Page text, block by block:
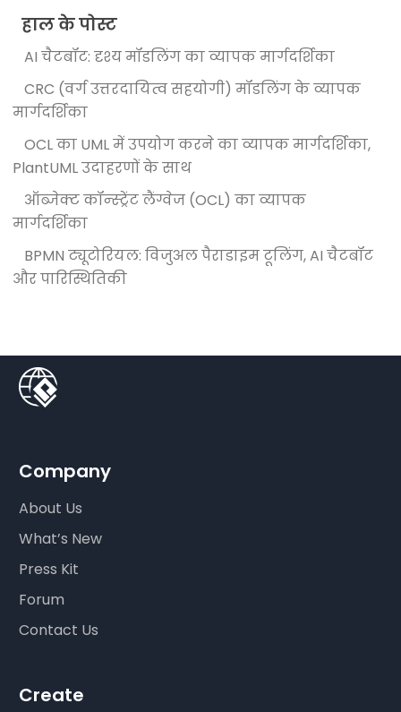
हाल के पोस्ट
AI चैटबॉट: दृश्य मॉडलिंग का व्यापक मार्गदर्शिका
CRC (वर्ग उत्तरदायित्व सहयोगी) मॉडलिंग के व्यापक
मार्गदर्शिका
OCL का UML में उपयोग करने का व्यापक मार्गदर्शिका,
PlantUML उदाहरणों के साथ
ऑब्जेक्ट कॉन्स्ट्रेंट लैंग्वेज (OCL) का व्यापक
मार्गदर्शिका
BPMN ट्यूटोरियल: विजुअल पैराडाइम टूलिंग, AI चैटबॉट
और पारिस्थितिकी
Company
About Us
What’s New
Press Kit
Forum
Contact Us
Create